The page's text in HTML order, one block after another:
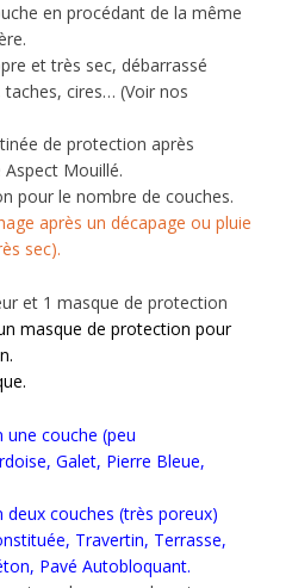
en procédant de la même
et très sec, débarrassé
taches, cires… (Voir nos
de protection après
Mouillé.
pour le nombre de couches.
après un décapage ou pluie
sec).
et 1 masque de protection
masque de protection pour
une couche (peu
Galet, Pierre Bleue,
deux couches (très poreux)
Travertin, Terrasse,
Pavé Autobloquant.